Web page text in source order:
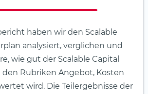
haben wir den Scalable
analysiert, verglichen und
wie gut der Scalable Capital
den Rubriken Angebot, Kosten
wird. Die Teilergebnisse der